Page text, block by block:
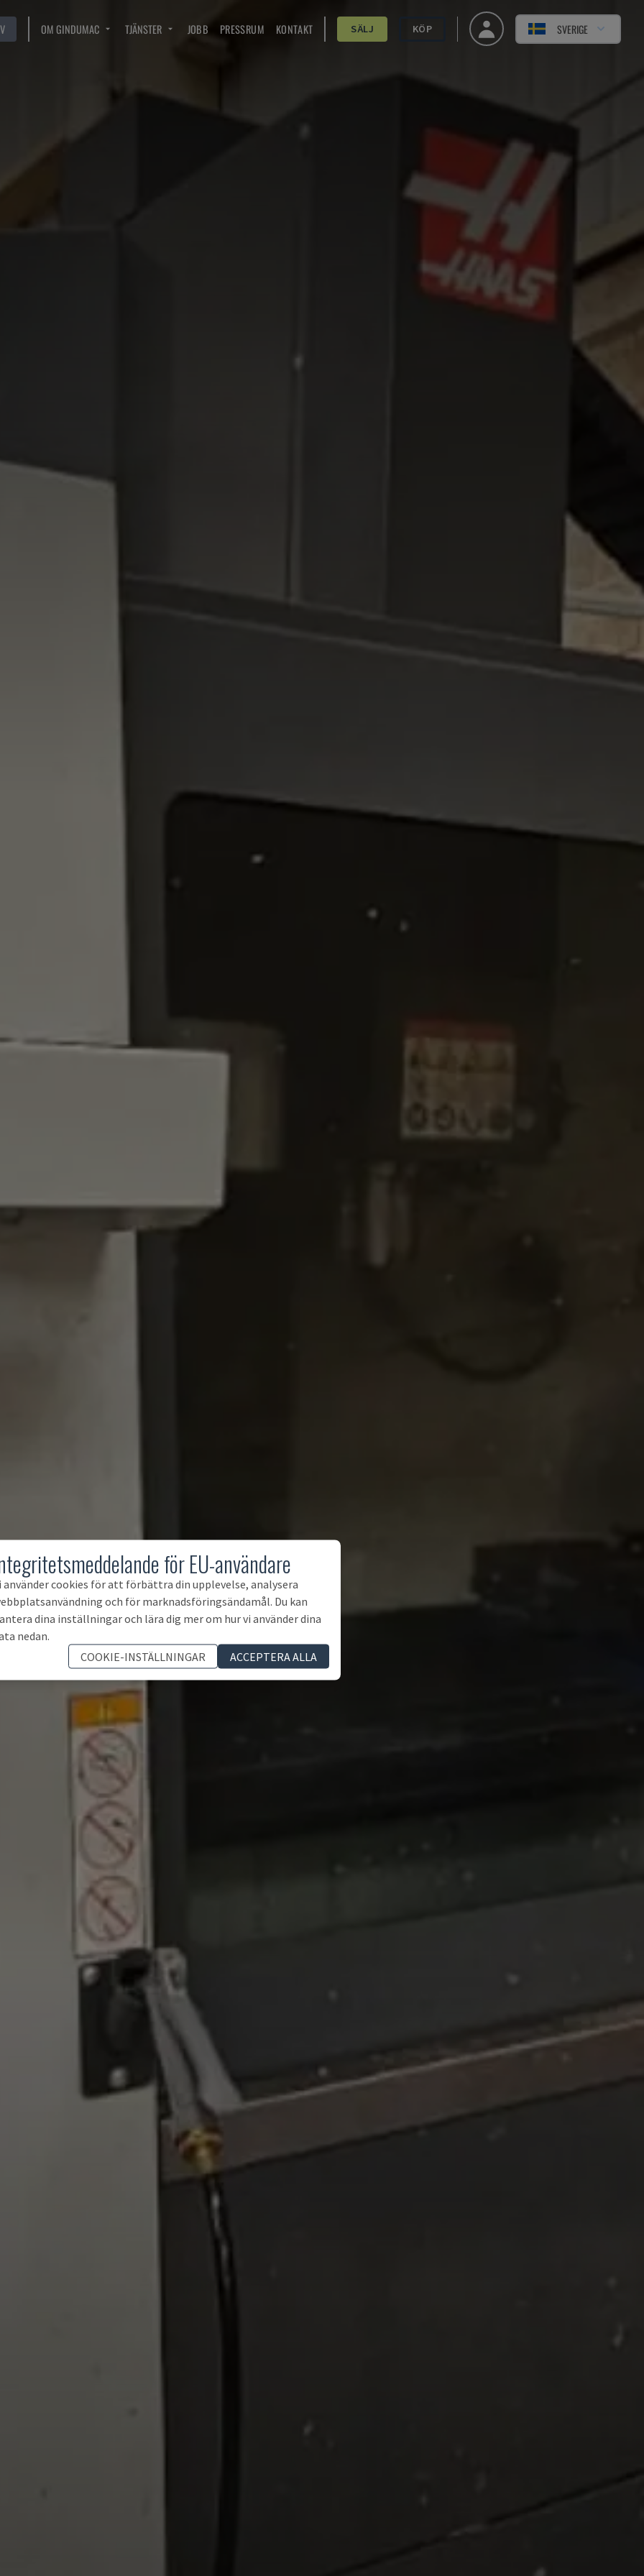
OM GINDUMAC TJÄNSTER JOBB PRESSRUM KONTAKT SÄLJ KÖP SVERIGE
för EU-användare
använder cookies för att förbättra din upplevelse, analysera
och för marknadsföringsändamål. Du kan
dina inställningar och lära dig mer om hur vi använder dina
nedan.
COOKIE-INSTÄLLNINGAR
ACCEPTERA ALLA